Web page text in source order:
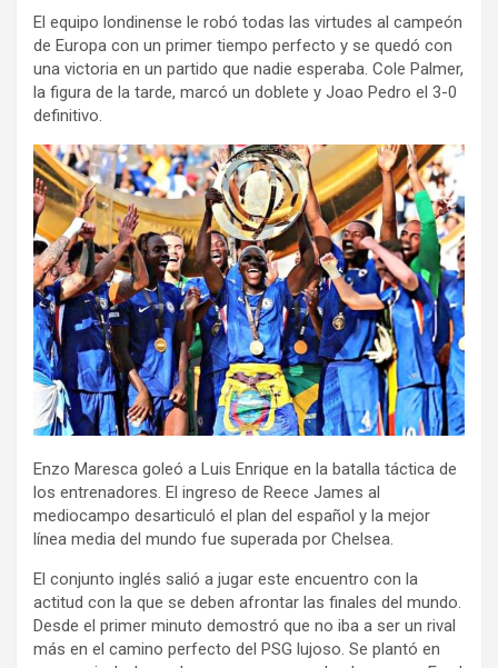
El equipo londinense le robó todas las virtudes al campeón
de Europa con un primer tiempo perfecto y se quedó con
una victoria en un partido que nadie esperaba. Cole Palmer,
la figura de la tarde, marcó un doblete y Joao Pedro el 3-0
definitivo.
Enzo Maresca goleó a Luis Enrique en la batalla táctica de
los entrenadores. El ingreso de Reece James al
mediocampo desarticuló el plan del español y la mejor
línea media del mundo fue superada por Chelsea.
El conjunto inglés salió a jugar este encuentro con la
actitud con la que se deben afrontar las finales del mundo.
Desde el primer minuto demostró que no iba a ser un rival
más en el camino perfecto del PSG lujoso. Se plantó en